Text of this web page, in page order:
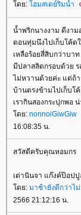
ดย: ฮมสเตย์ริมน้ำ
น้ำพริกนางงาม ดีงาม
ตอนทุ่มนึงไปเก็บโค้ด
เหลือร้อยสี่สิบกว่าบา
มีปลาสลิดกรอบด้วย
ไม่หวานด้วยค่ะ แต่ถ้
บ้านตรงข้ามไปเก็บโ
เรากินสองกระปุกพอ
ดย: nonnoiGiwGiw
16:08:35 น.
สวัสดีครับคุณหอมกร
เต่านินจา แก๊งค์ป๊อป
ดย: มาช้ายังดีกว่าไ
2566 21:12:16 น.